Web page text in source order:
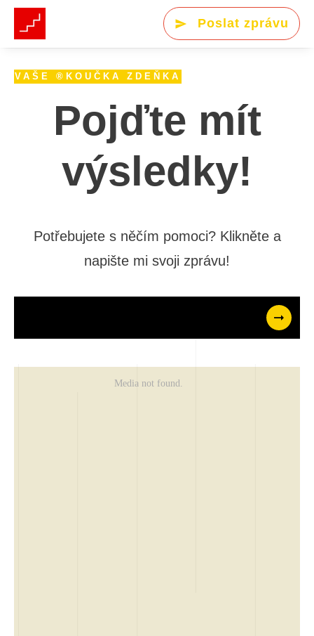
Poslat zprávu
VAŠE ®KOUČKA ZDEŇKA
Pojďte mít
výsledky!
Potřebujete s něčím pomoci? Klikněte a
napište mi svoji zprávu!